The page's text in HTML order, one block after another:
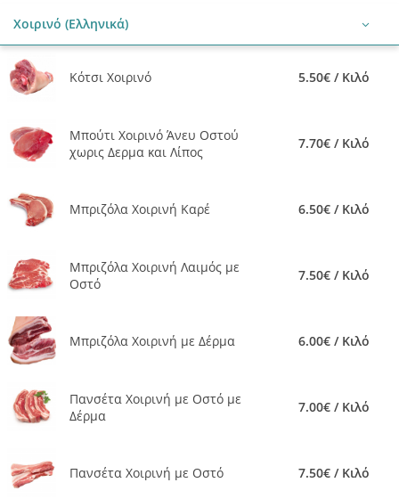
Χοιρινό (Ελληνικά)
Κότσι Χοιρινό 5.50€ / Κιλό
Μπούτι Χοιρινό Άνευ Οστού
χωρις Δερμα και Λίπος
7.70€ / Κιλό
Μπριζόλα Χοιρινή Καρέ 6.50€ / Κιλό
Μπριζόλα Χοιρινή Λαιμός με
Οστό
7.50€ / Κιλό
Μπριζόλα Χοιρινή με Δέρμα 6.00€ / Κιλό
Πανσέτα Χοιρινή με Οστό με
Δέρμα
7.00€ / Κιλό
Πανσέτα Χοιρινή με Οστό 7.50€ / Κιλό